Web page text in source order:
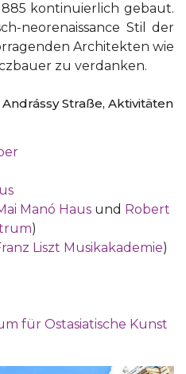
kontinuierlich gebaut.
neorenaissance Stil der
Architekten wie
zu verdanken.
Straße, Aktivitäten
Manó Haus und Robert
)
Liszt Musikakademie)
für Ostasiatische Kunst